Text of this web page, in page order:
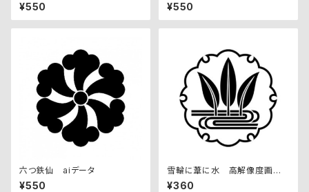
¥550 ¥550
六つ鉄仙 aiデータ
¥550
雪輪に葦に水 高解像度画像
セット
¥360